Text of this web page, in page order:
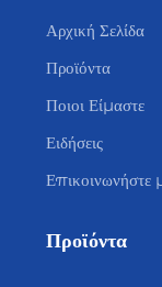
Αρχική Σελίδα
Προϊόντα
Ποιοι Είμαστε
Ειδήσεις
Επικοινωνήστε
Προϊόντα